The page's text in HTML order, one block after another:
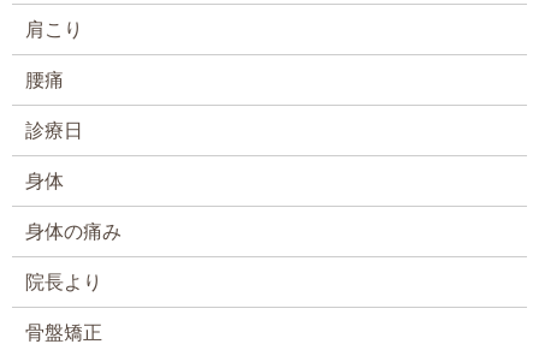
肩こり
腰痛
診療日
身体
身体の痛み
院長より
骨盤矯正